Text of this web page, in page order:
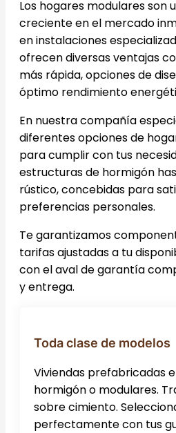
Los hogares modulares son
creciente en el mercado
en instalaciones
ofrecen diversas ventajas
más rápida, opciones de
óptimo rendimiento
En nuestra compañía
diferentes opciones de
para cumplir con tus
estructuras de hormigón
rústico, concebidas para
preferencias personales.
Te garantizamos
tarifas ajustadas a tu
con el aval de garantía
y entrega.
Toda clase de modelos
Viviendas prefabricadas
hormigón o modulares.
sobre cimiento.
perfectamente con tus